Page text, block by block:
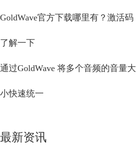
GoldWave官方下载哪里有？激活码
了解一下
通过GoldWave 将多个音频的音量大
小快速统一
最新资讯